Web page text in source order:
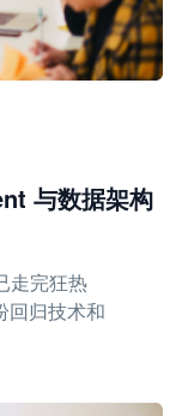
与数据架构
走完狂热
回归技术和